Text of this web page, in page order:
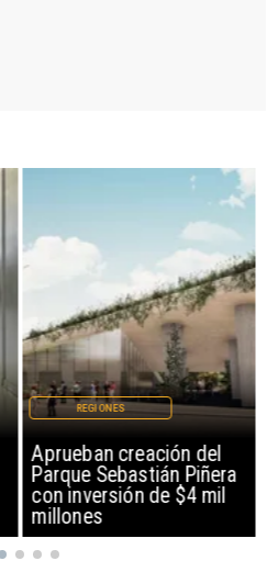
Aprueban creación del
Parque Sebastián Piñera
con inversión de $4 mil
millones
REGIONES